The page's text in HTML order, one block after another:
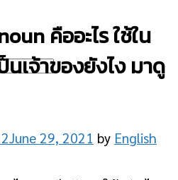
คืออะไร ใช้ใน
เจ้าของยังไง มาดู
June 29, 2021 by English